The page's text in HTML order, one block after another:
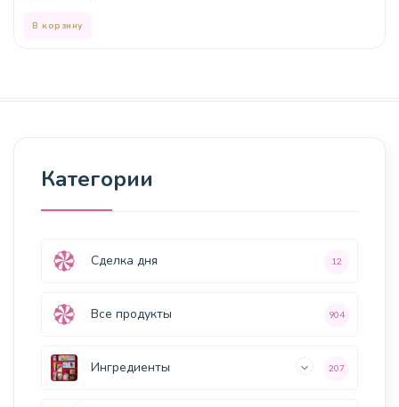
В корзину
Категории
Сделка дня 12
Все продукты 904
Ингредиенты 207